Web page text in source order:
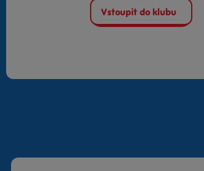
Vstoupit do klubu